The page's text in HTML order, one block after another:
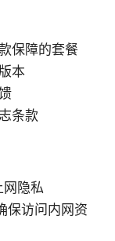
保障的套餐
本
条款
网隐私
保访问内网资